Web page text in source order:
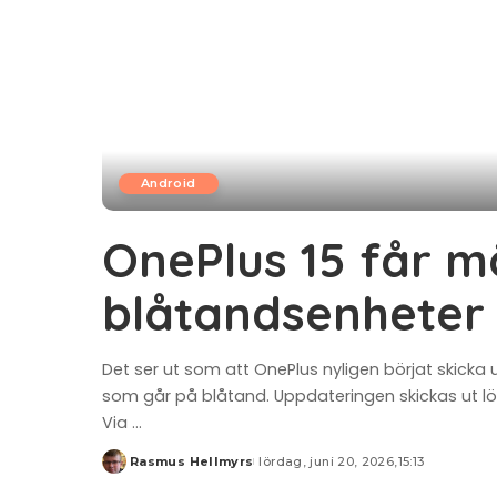
Android
OnePlus 15 får
Det ser ut som att OnePlus nyligen börjat
som går på blåtand. Uppdateringen skickas ut
Via ...
Posted
Rasmus Hellmyrs lördag, juni 20, 2026,15:13